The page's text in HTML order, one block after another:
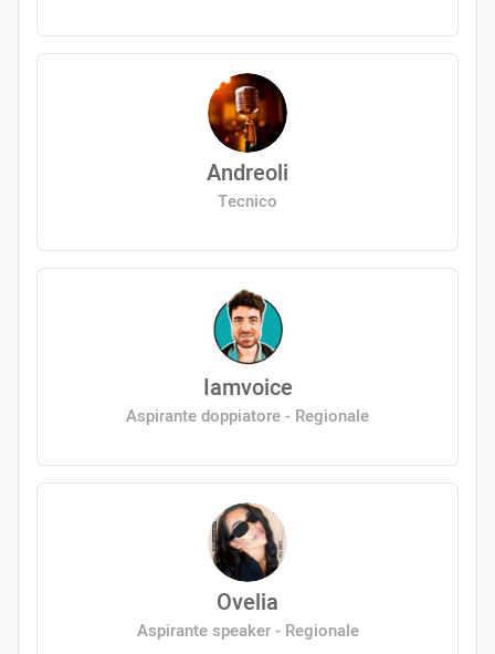
Andreoli
Tecnico
Iamvoice
Aspirante doppiatore - Regionale
Ovelia
Aspirante speaker - Regionale